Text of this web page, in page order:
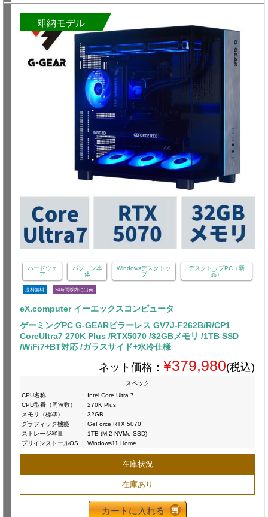
即納モデル
ハードウェ
ア
パソコン本
体
Windowsデスクトッ
プ
デスクトップPC（新
品）
送料無料 24時間以内に出荷
eX.computer イーエックスコンピュータ
ゲーミングPC G-GEARピラーレス GV7J-F262B/R/CP1
CoreUltra7 270K Plus /RTX5070 /32GBメモリ /1TB SSD
/WiFi7+BT対応 /ガラスサイド+水冷仕様
ネット価格： ¥379,980(税込)
スペック
CPU名称
:
Intel Core Ultra 7
CPU型番（周波数）
:
270K Plus
メモリ（標準）
:
32GB
グラフィック機能
:
GeForce RTX 5070
ストレージ容量
:
1TB (M.2 NVMe SSD)
プリインストールOS : Windows11 Home
在庫状況
在庫あり
カートに入れる